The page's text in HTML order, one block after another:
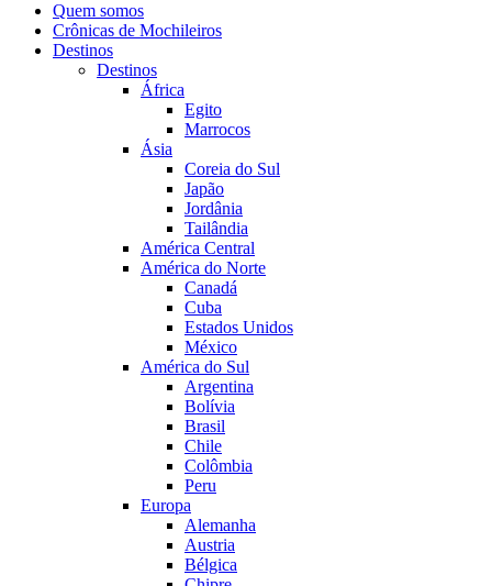
Quem somos
Crônicas de Mochileiros
Destinos
Destinos
África
Egito
Marrocos
Ásia
Coreia do Sul
Japão
Jordânia
Tailândia
América Central
América do Norte
Canadá
Cuba
Estados Unidos
México
América do Sul
Argentina
Bolívia
Brasil
Chile
Colômbia
Peru
Europa
Alemanha
Austria
Bélgica